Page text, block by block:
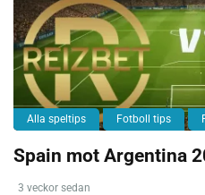
Alla speltips Fotboll tips
Spain mot Argentina
3 veckor sedan